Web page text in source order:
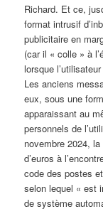
Richard. Et ce,
format intrusif
publicitaire en
(car il « colle » à
lorsque
Les anciens
eux, sous une
apparaissant au
personnels de
novembre 2024,
d’euros à
code des postes
selon lequel « est
de système